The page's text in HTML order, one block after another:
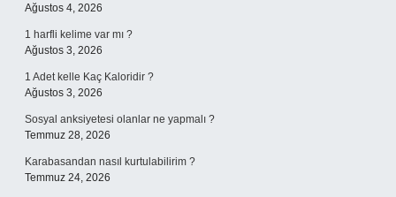
Ağustos 4, 2026
1 harfli kelime var mı ?
Ağustos 3, 2026
1 Adet kelle Kaç Kaloridir ?
Ağustos 3, 2026
Sosyal anksiyetesi olanlar ne yapmalı ?
Temmuz 28, 2026
Karabasandan nasıl kurtulabilirim ?
Temmuz 24, 2026